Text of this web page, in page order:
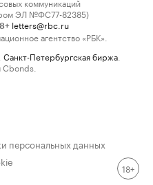
ЭЛ №ФС77-82385)
letters@rbc.ru
агентство «РБК».
Санкт-Петербургская биржа
персональных данных
18+